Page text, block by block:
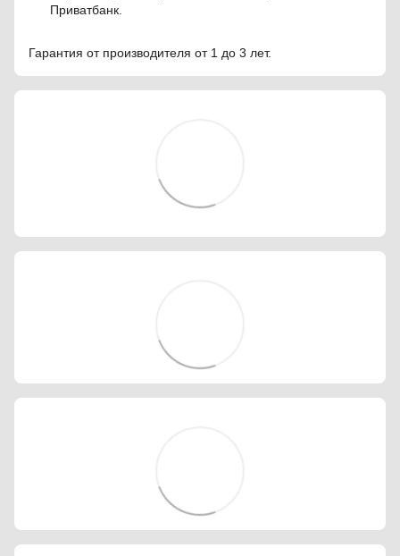
Приватбанк.
Гарантия от производителя от 1 до 3 лет.